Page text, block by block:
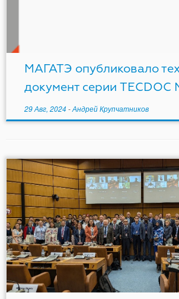
МАГАТЭ опубликовало
документ серии TECDOC
29 Авг, 2024-Андрей Крупчатников